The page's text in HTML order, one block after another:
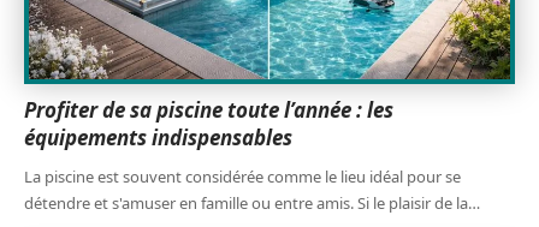
Profiter de sa piscine toute l’année : les
équipements indispensables
La piscine est souvent considérée comme le lieu idéal pour se
détendre et s'amuser en famille ou entre amis. Si le plaisir de la…